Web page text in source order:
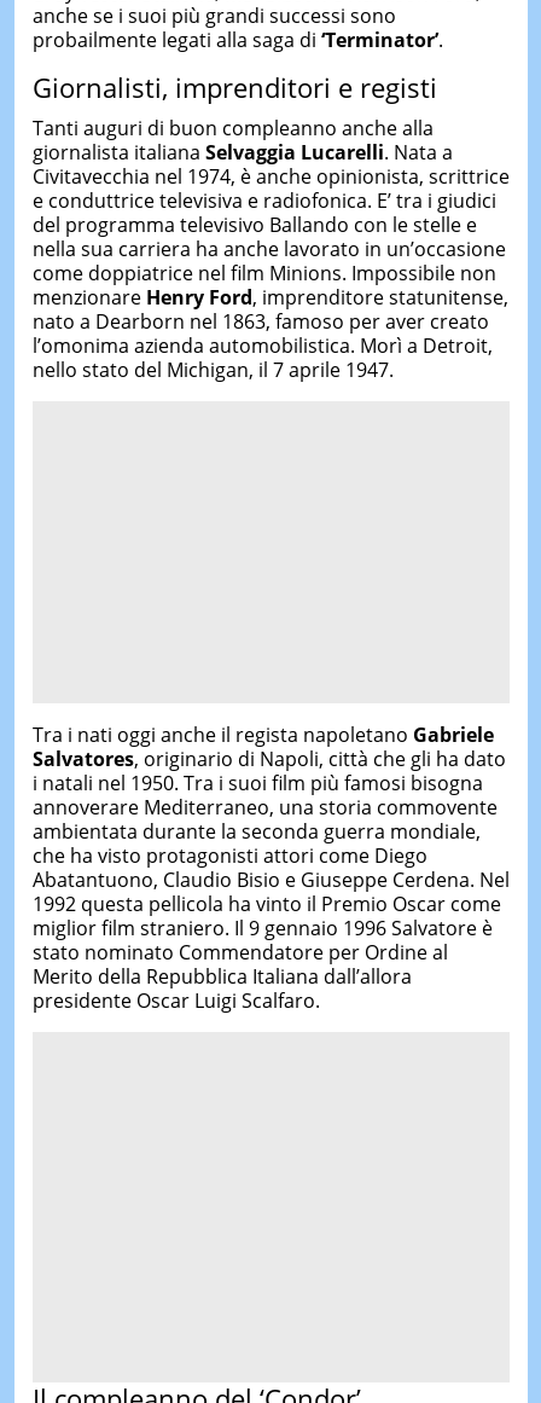
anche se i suoi più grandi successi sono
probailmente legati alla saga di ‘Terminator’.
Giornalisti, imprenditori e registi
Tanti auguri di buon compleanno anche alla
giornalista italiana Selvaggia Lucarelli. Nata a
Civitavecchia nel 1974, è anche opinionista, scrittrice
e conduttrice televisiva e radiofonica. E’ tra i giudici
del programma televisivo Ballando con le stelle e
nella sua carriera ha anche lavorato in un’occasione
come doppiatrice nel film Minions. Impossibile non
menzionareHenry Ford, imprenditore statunitense,
nato a Dearborn nel 1863, famoso per aver creato
l’omonima azienda automobilistica. Morì a Detroit,
nello stato del Michigan, il 7 aprile 1947.
Tra i nati oggi anche il regista napoletano Gabriele
Salvatores, originario di Napoli, città che gli ha dato
i natali nel 1950. Tra i suoi film più famosi bisogna
annoverare Mediterraneo, una storia commovente
ambientata durante la seconda guerra mondiale,
che ha visto protagonisti attori come Diego
Abatantuono, Claudio Bisio e Giuseppe Cerdena. Nel
1992 questa pellicola ha vinto il Premio Oscar come
miglior film straniero. Il 9 gennaio 1996 Salvatore è
stato nominato Commendatore per Ordine al
Merito della Repubblica Italiana dall’allora
presidente Oscar Luigi Scalfaro.